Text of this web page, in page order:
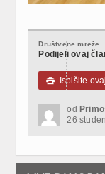
Društvene mreže
Podijeli ovaj
 Ispišite
od
26